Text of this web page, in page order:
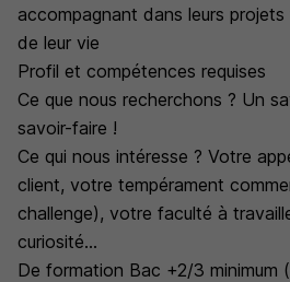
accompagnant dans leurs
de leur vie
Profil et compétences requises
Ce que nous recherchons ? Un
savoir-faire !
Ce qui nous intéresse ? Votre
client, votre tempérament
challenge), votre faculté à
curiosité...
De formation Bac +2/3 minimum